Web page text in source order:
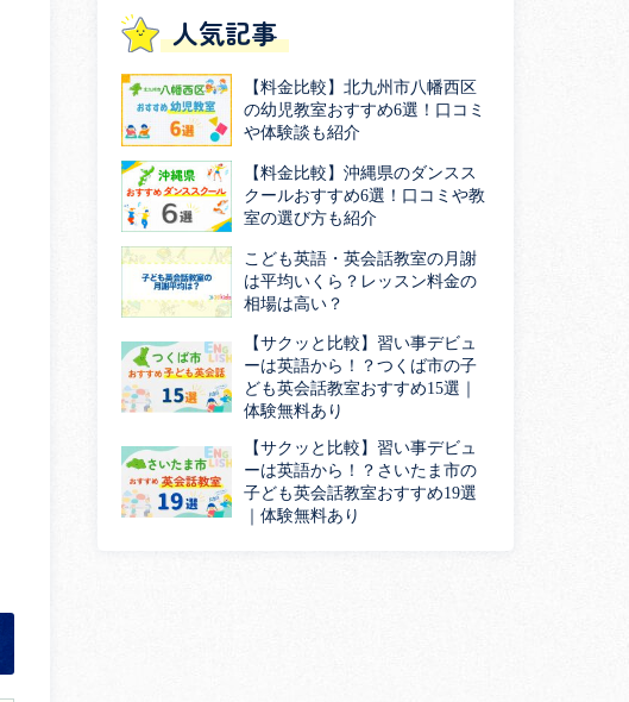
人気記事
【料金比較】北九州市八幡西区
の幼児教室おすすめ6選！口コミ
や体験談も紹介
【料金比較】沖縄県のダンスス
クールおすすめ6選！口コミや教
室の選び方も紹介
こども英語・英会話教室の月謝
は平均いくら？レッスン料金の
相場は高い？
【サクッと比較】習い事デビュ
ーは英語から！？つくば市の子
ども英会話教室おすすめ15選｜
体験無料あり
【サクッと比較】習い事デビュ
ーは英語から！？さいたま市の
子ども英会話教室おすすめ19選
｜体験無料あり